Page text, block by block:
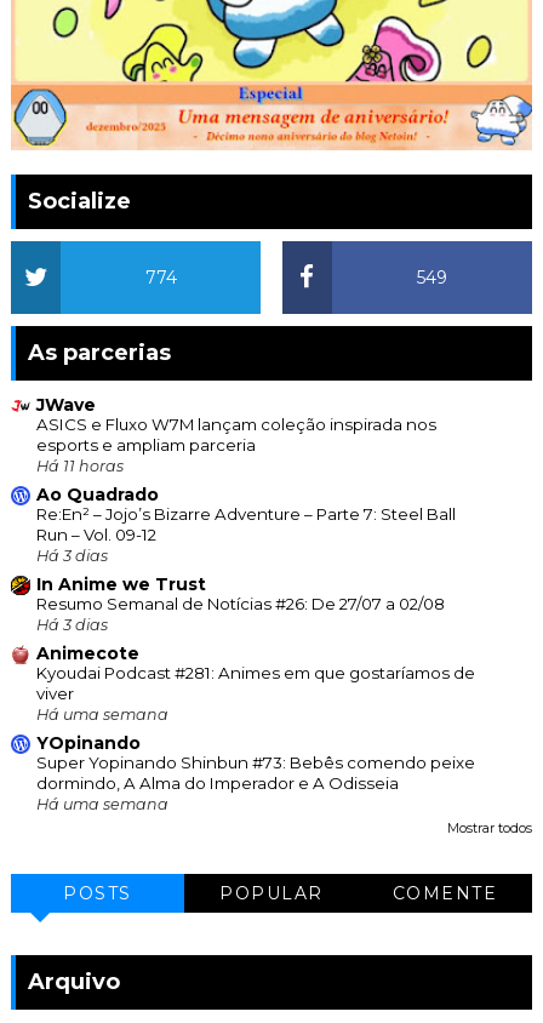
Socialize
549
774
As parcerias
JWave
ASICS e Fluxo W7M lançam coleção inspirada nos
esports e ampliam parceria
Há 11 horas
Ao Quadrado
Re:En² – Jojo’s Bizarre Adventure – Parte 7: Steel Ball
Run – Vol. 09-12
Há 3 dias
In Anime we Trust
Resumo Semanal de Notícias #26: De 27/07 a 02/08
Há 3 dias
Animecote
Kyoudai Podcast #281: Animes em que gostaríamos de
viver
Há uma semana
YOpinando
Super Yopinando Shinbun #73: Bebês comendo peixe
dormindo, A Alma do Imperador e A Odisseia
Há uma semana
Mostrar todos
POSTS POPULAR COMENTE
Arquivo